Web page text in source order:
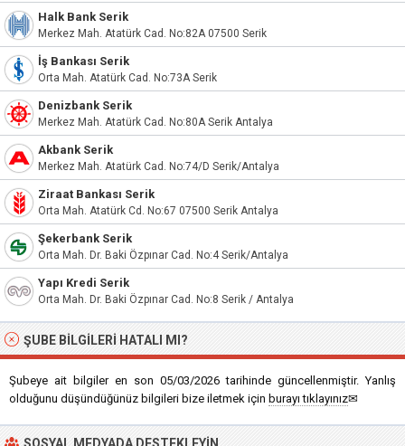
Halk Bank Serik
Merkez Mah. Atatürk Cad. No:82A 07500 Serik
İş Bankası Serik
Orta Mah. Atatürk Cad. No:73A Serik
Denizbank Serik
Merkez Mah. Atatürk Cad. No:80A Serik Antalya
Akbank Serik
Merkez Mah. Atatürk Cad. No:74/D Serik/Antalya
Ziraat Bankası Serik
Orta Mah. Atatürk Cd. No:67 07500 Serik Antalya
Şekerbank Serik
Orta Mah. Dr. Baki Özpınar Cad. No:4 Serik/Antalya
Yapı Kredi Serik
Orta Mah. Dr. Baki Özpınar Cad. No:8 Serik / Antalya
ŞUBE BILGILERI HATALI MI?
Şubeye ait bilgiler en son 05/03/2026 tarihinde güncellenmiştir. Yanlış
olduğunu düşündüğünüz bilgileri bize iletmek için burayı tıklayınız✉